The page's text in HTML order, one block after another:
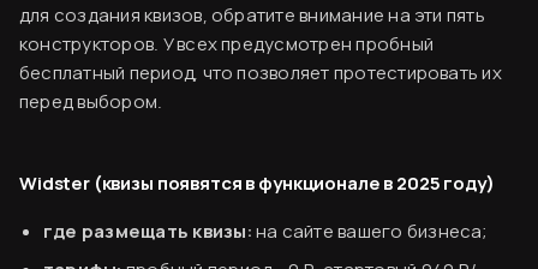
для создания квизов, обратите внимание на эти пять
конструкторов. У всех предусмотрен пробный
бесплатный период, что позволяет протестировать их
перед выбором.
Widster (квизы появятся в функционале в 2025 году)
где размещать квизы:на сайте вашего бизнеса;